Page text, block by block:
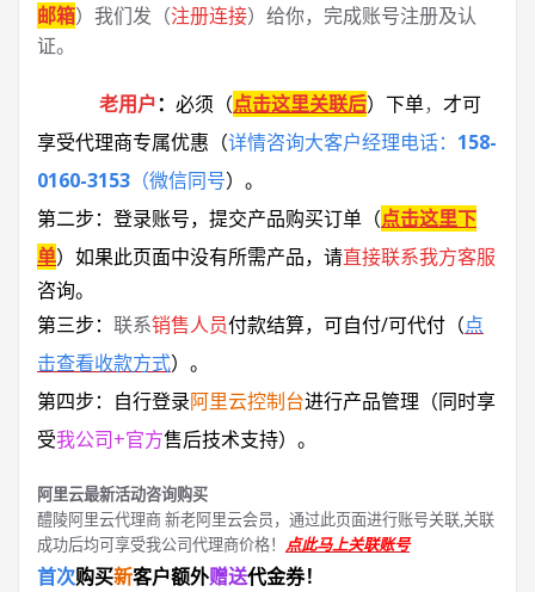
邮箱）我们发（注册连接）给你，完成账号注册及认
证。
老用户： 必须 （点击这里关联后） 下单， 才可
享受代理商专属优惠 （详情咨询大客户经理电话： 158-
0160-3153 （微信同号） 。
第二步：登录账号，提交产品购买订单（点击这里下
单） 如果此页面中没有所需产品，请直接联系我方客服
咨询。
第三步： 联系销售人员付款结算，可自付/可代付（点
击查看收款方式）。
第四步：自行登录阿里云控制台进行产品管理（同时享
受我公司+官方售后技术支持）。
阿里云最新活动咨询购买
醴陵阿里云代理商 新老阿里云会员，通过此页面进行账号关联,关联
成功后均可享受我公司代理商价格！ 点此马上关联账号
首次购买新客户额外赠送代金券！